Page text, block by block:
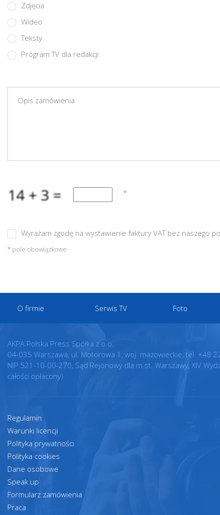
Zdjęcia
Wideo
Teksty
Program TV dla redakcji
Wyrażam zgodę na wystawienie faktury VAT bez naszego
* pole obowiązkowe
O firmie Serwis TV Foto
AKPA Polska Press Spółka z o.o.
04-035 Warszawa, ul. Motorowa 1, woj. mazowieckie, tel. +48
NIP 521-10-00-270, Sąd Rejonowy dla m.st. Warszawy, XIV
całości opłacony)
Regulamin
Warunki licencji
Polityka prywatności
Polityka cookies
Dane osobowe
Speak up
Formularz zamówienia
Praca